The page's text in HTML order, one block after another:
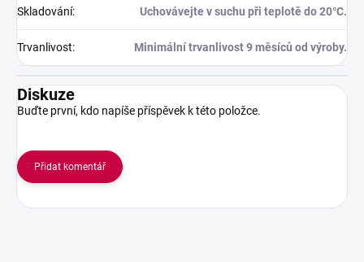
Skladování: Uchovávejte v suchu při teplotě do 20°C.
Trvanlivost: Minimální trvanlivost 9 měsíců od výroby.
Diskuze
Buďte první, kdo napíše příspěvek k této položce.
Přidat komentář